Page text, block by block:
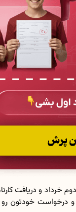
خرداد و دریافت
درخواست خودتون